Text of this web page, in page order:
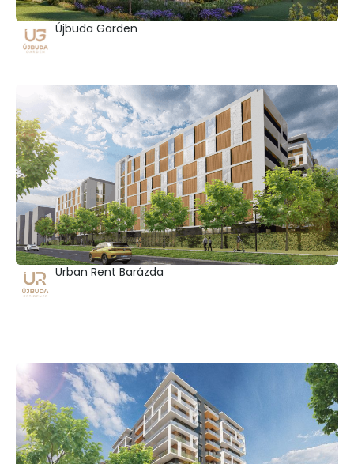
Újbuda Garden
Urban Rent Barázda